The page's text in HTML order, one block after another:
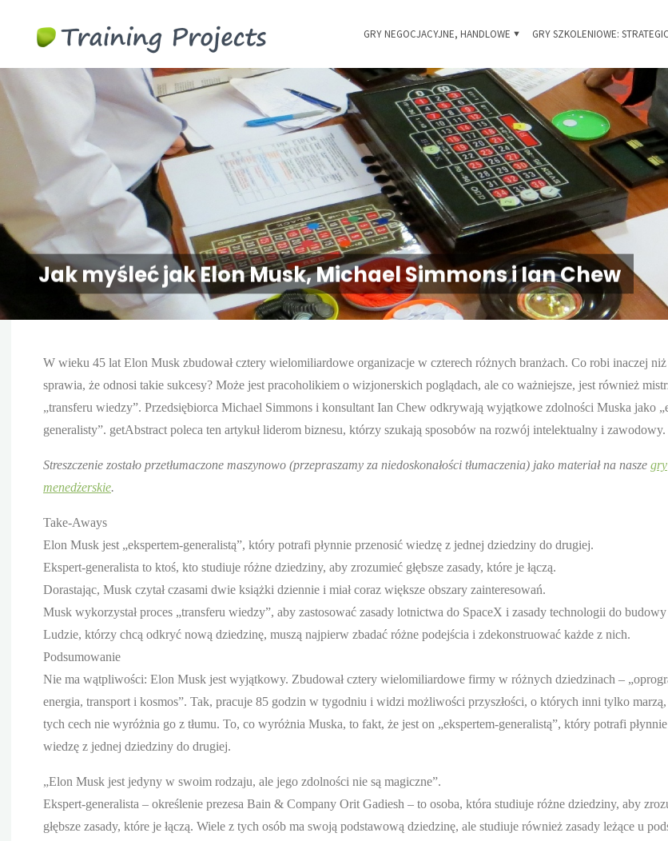
biznesowe i
content
GRY NEGOCJACYJNE, HANDLOWE GRY SZKOLENIOWE:
Jak myśleć jak Elon Musk, Michael Simmons i Ian Chew
W wieku 45 lat Elon Musk zbudował cztery wielomiliardowe organizacje w czterech różnych branżach. Co robi inaczej
sprawia, że odnosi takie sukcesy? Może jest pracoholikiem o wizjonerskich poglądach, ale co ważniejsze, jest również
„transferu wiedzy”. Przedsiębiorca Michael Simmons i konsultant Ian Chew odkrywają wyjątkowe zdolności Muska jako
generalisty”. getAbstract poleca ten artykuł liderom biznesu, którzy szukają sposobów na rozwój intelektualny i zawodowy.
Streszczenie zostało przetłumaczone maszynowo (przepraszamy za niedoskonałości tłumaczenia) jako materiał na nasze gry
menedżerskie.
Take-Aways
Elon Musk jest „ekspertem-generalistą”, który potrafi płynnie przenosić wiedzę z jednej dziedziny do drugiej.
Ekspert-generalista to ktoś, kto studiuje różne dziedziny, aby zrozumieć głębsze zasady, które je łączą.
Dorastając, Musk czytał czasami dwie książki dziennie i miał coraz większe obszary zainteresowań.
Musk wykorzystał proces „transferu wiedzy”, aby zastosować zasady lotnictwa do SpaceX i zasady technologii do budowy
Ludzie, którzy chcą odkryć nową dziedzinę, muszą najpierw zbadać różne podejścia i zdekonstruować każde z nich.
Podsumowanie
Nie ma wątpliwości: Elon Musk jest wyjątkowy. Zbudował cztery wielomiliardowe firmy w różnych dziedzinach –
energia, transport i kosmos”. Tak, pracuje 85 godzin w tygodniu i widzi możliwości przyszłości, o których inni tylko
tych cech nie wyróżnia go z tłumu. To, co wyróżnia Muska, to fakt, że jest on „ekspertem-generalistą”, który potrafi
wiedzę z jednej dziedziny do drugiej.
„Elon Musk jest jedyny w swoim rodzaju, ale jego zdolności nie są magiczne”.
Ekspert-generalista – określenie prezesa Bain & Company Orit Gadiesh – to osoba, która studiuje różne dziedziny, aby
głębsze zasady, które je łączą. Wiele z tych osób ma swoją podstawową dziedzinę, ale studiuje również zasady leżące u